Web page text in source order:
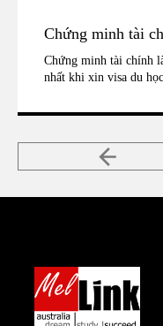
Chứng minh tài
Chứng minh tài chính
nhất khi xin visa du